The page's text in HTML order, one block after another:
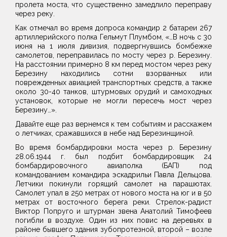
пролета моста, что существенно замедлило переправу
через реку.
Как отмечал во время допроса командир 2 батареи 267
артиллерийского полка Гельмут Плумбом, «…В ночь с 30
июня на 1 июля дивизия, подвергнувшись бомбежке
самолетов, переправилась по мосту через р. Березину.
На расстоянии примерно 8 км перед мостом через реку
Березину находились сотни взорванных или
поврежденных авиацией транспортных средств, а также
около 30-40 танков, штурмовых орудий и самоходных
установок, которые не могли пересечь мост через
Березину…».
Давайте еще раз вернемся к тем событиям и расскажем
о летчиках, сражавшихся в небе над Березинщиной.
Во время бомбардировки моста через р. Березину
28.06.1944 г. был подбит бомбардировщик 24
бомбардировочного авиаполка (БАП) под
командованием командира эскадрильи Павла Дельцова.
Летчики покинули горящий самолет на парашютах.
Самолет упал в 250 метрах от нового моста на юг и в 50
метрах от восточного берега реки. Стрелок-радист
Виктор Попруго и штурман звена Анатолий Тимофеев
погибли в воздухе. Один из них повис на деревьях в
районе бывшего здания зубопротезной, второй – возле